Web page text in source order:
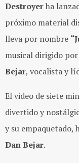
Destroyerha
próximo material
lleva por nombre
musical dirigido por
Bejar, vocalista y
El video de siete
divertido y
y su empaquetado,
Dan Bejar.